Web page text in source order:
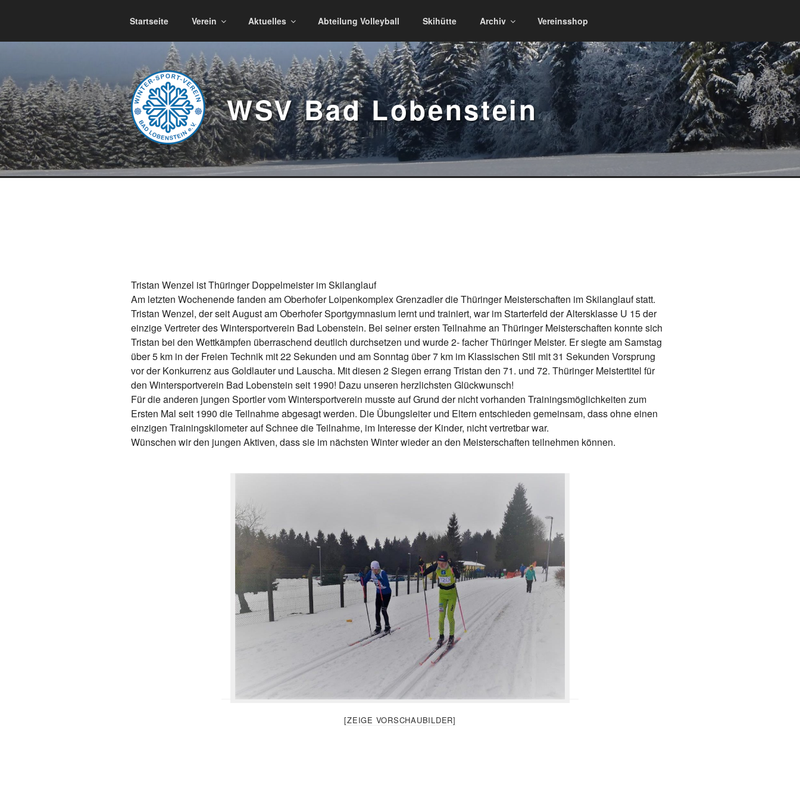
WSV Bad Lobenstein
Startseite Verein Aktuelles Abteilung Volleyball Skihütte Archiv Vereinsshop
Tristan Wenzel ist Thüringer Doppelmeister im Skilanglauf
Am letzten Wochenende fanden am Oberhofer Loipenkomplex Grenzadler die Thüringer Meisterschaften im Skilanglauf statt.
Tristan Wenzel, der seit August am Oberhofer Sportgymnasium lernt und trainiert, war im Starterfeld der Altersklasse U 15 der
einzige Vertreter des Wintersportverein Bad Lobenstein. Bei seiner ersten Teilnahme an Thüringer Meisterschaften konnte sich
Tristan bei den Wettkämpfen überraschend deutlich durchsetzen und wurde 2- facher Thüringer Meister. Er siegte am Samstag
über 5 km in der Freien Technik mit 22 Sekunden und am Sonntag über 7 km im Klassischen Stil mit 31 Sekunden Vorsprung
vor der Konkurrenz aus Goldlauter und Lauscha. Mit diesen 2 Siegen errang Tristan den 71. und 72. Thüringer Meistertitel für
den Wintersportverein Bad Lobenstein seit 1990! Dazu unseren herzlichsten Glückwunsch!
Für die anderen jungen Sportler vom Wintersportverein musste auf Grund der nicht vorhanden Trainingsmöglichkeiten zum
Ersten Mal seit 1990 die Teilnahme abgesagt werden. Die Übungsleiter und Eltern entschieden gemeinsam, dass ohne einen
einzigen Trainingskilometer auf Schnee die Teilnahme, im Interesse der Kinder, nicht vertretbar war.
Wünschen wir den jungen Aktiven, dass sie im nächsten Winter wieder an den Meisterschaften teilnehmen können.
[ZEIGE VORSCHAUBILDER]